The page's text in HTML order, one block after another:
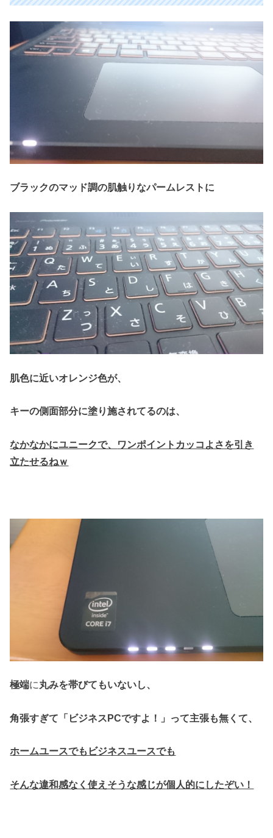
ブラックのマッド調の肌触りなパームレストに
肌色に近いオレンジ色が、
キーの側面部分に塗り施されてるのは、
なかなかにユニークで、 ワンポイントカッコよさを引き
立たせるねｗ
極端に丸みを帯びてもいないし、
角張すぎて「ビジネスPCですよ！」って主張も無くて、
ホームユースでもビジネスユースでも
そんな違和感なく使えそうな感じが個人的にしたぞい！